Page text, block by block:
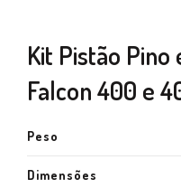
Kit Pistão Pino
Falcon 400 e
Peso
Dimensões